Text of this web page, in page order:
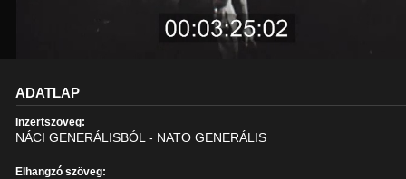
ADATLAP
Inzertszöveg:
NÁCI GENERÁLISBÓL - NATO GENERÁLIS
Elhangzó szöveg: